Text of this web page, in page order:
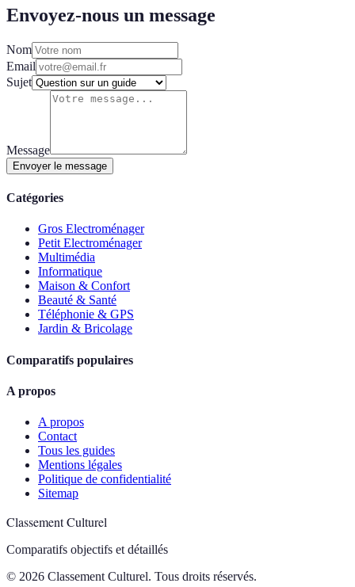
Envoyez-nous un message
Nom
Email
Sujet
Message
Envoyer le message
Catégories
Gros Electroménager
Petit Electroménager
Multimédia
Informatique
Maison & Confort
Beauté & Santé
Téléphonie & GPS
Jardin & Bricolage
Comparatifs populaires
A propos
A propos
Contact
Tous les guides
Mentions légales
Politique de confidentialité
Sitemap
Classement Culturel
Comparatifs objectifs et détaillés
© 2026 Classement Culturel. Tous droits réservés.